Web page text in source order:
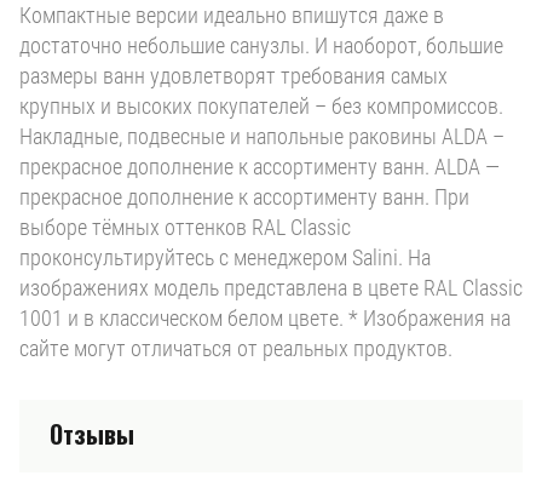
Компактные версии идеально впишутся даже в
достаточно небольшие санузлы. И наоборот, большие
размеры ванн удовлетворят требования самых
крупных и высоких покупателей – без компромиссов.
Накладные, подвесные и напольные раковины ALDA –
прекрасное дополнение к ассортименту ванн. ALDA —
прекрасное дополнение к ассортименту ванн. При
выборе тёмных оттенков RAL Classic
проконсультируйтесь с менеджером Salini. На
изображениях модель представлена в цвете RAL Classic
1001 и в классическом белом цвете. * Изображения на
сайте могут отличаться от реальных продуктов.
Отзывы